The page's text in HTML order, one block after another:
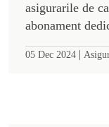
asigurarile de
abonament
05 Dec 2024 |